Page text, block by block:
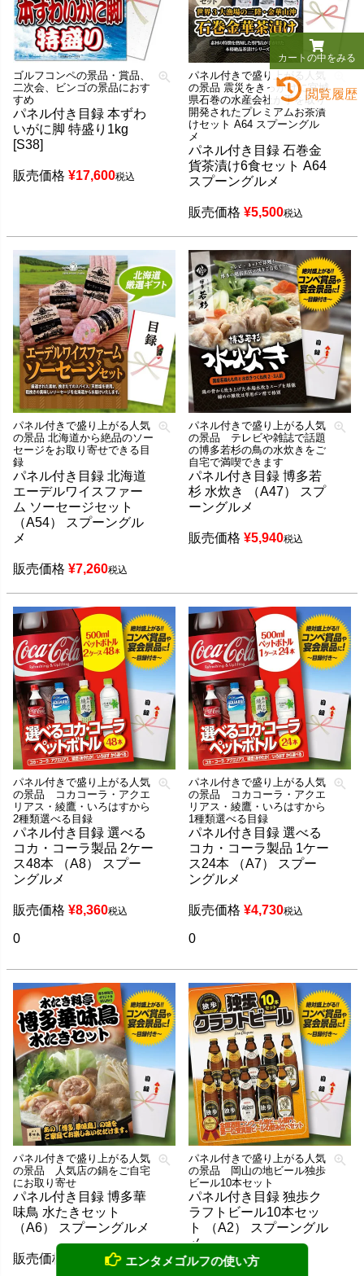
ゴルフコンペの景品・賞品、
二次会、ビンゴの景品におす
すめ
パネル付き目録 本ずわ
いがに脚 特盛り1kg
[S38]
販売価格 ¥17,600税込
パネル付きで盛り上がる人気
の景品 震災をきっかけに宮城
県石巻の水産会社が手を取り
開発されたプレミアムお茶漬
けセット A64 スプーングル
メ
パネル付き目録 石巻金
貨茶漬け6食セット A64
スプーングルメ
販売価格 ¥5,500税込
パネル付きで盛り上がる人気
の景品 北海道から絶品のソー
セージをお取り寄せできる目
録
パネル付き目録 北海道
エーデルワイスファー
ム ソーセージセット
（A54） スプーングル
メ
販売価格 ¥7,260税込
パネル付きで盛り上がる人気
の景品 テレビや雑誌で話題
の博多若杉の鳥の水炊きをご
自宅で満喫できます
パネル付き目録 博多若
杉 水炊き （A47） スプ
ーングルメ
販売価格 ¥5,940税込
パネル付きで盛り上がる人気
の景品 コカコーラ・アクエ
リアス・綾鷹・いろはすから
2種類選べる目録
パネル付き目録 選べる
コカ・コーラ製品 2ケー
ス48本 （A8） スプー
ングルメ
販売価格 ¥8,360税込
0
パネル付きで盛り上がる人気
の景品 コカコーラ・アクエ
リアス・綾鷹・いろはすから
1種類選べる目録
パネル付き目録 選べる
コカ・コーラ製品 1ケー
ス24本 （A7） スプー
ングルメ
販売価格 ¥4,730税込
0
パネル付きで盛り上がる人気
の景品 人気店の鍋をご自宅
にお取り寄せ
パネル付き目録 博多華
味鳥 水たきセット
（A6） スプーングルメ
販売価格 7,700税込
パネル付きで盛り上がる人気
の景品 岡山の地ビール独歩
ビール10本セット
パネル付き目録 独歩ク
ラフトビール10本セッ
ト （A2） スプーングル
メ
カートの中をみる
閲覧履歴
エンタメゴルフの使い方